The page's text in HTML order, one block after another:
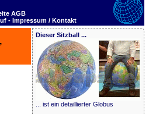
AGB
- Impressum / Kontakt
Dieser Sitzball ...
... ist ein detaillierter Globus